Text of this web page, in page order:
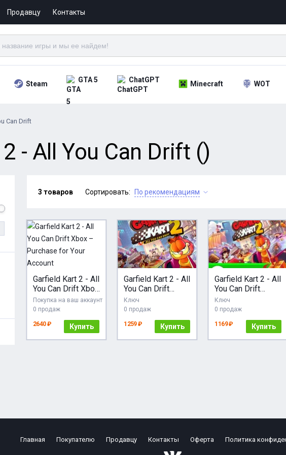
Продавцу Контакты
Steam GTA 5 ChatGPT Minecraft WOT
Can Drift
- All You Can Drift ()
3 товаров Сортировать: По рекомендациям
Garfield Kart 2 - All
You Can Drift Xbox
– Purchase for
Your Account
Покупка на ваш аккаунт
0 продаж
2640 ₽ Купить
Garfield Kart 2 - All
You Can Drift
СТИМ Steam Gift
Ключ
0 продаж
1259 ₽ Купить
Garfield Kart 2 - All
You Can Drift
(Launch offer)
Ключ
0 продаж
1169 ₽ Купить
Главная Покупателю Продавцу Контакты Оферта Политика